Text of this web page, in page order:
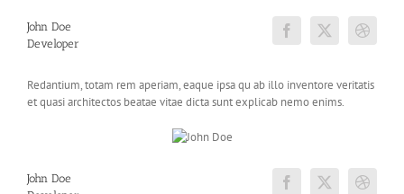
John Doe
Developer
Redantium, totam rem aperiam, eaque ipsa qu ab illo inventore veritatis
et quasi architectos beatae vitae dicta sunt explicab nemo enims.
John Doe